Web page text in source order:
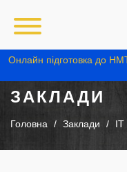
Онлайн підготовка до
ЗАКЛАДИ
Головна Заклади IT